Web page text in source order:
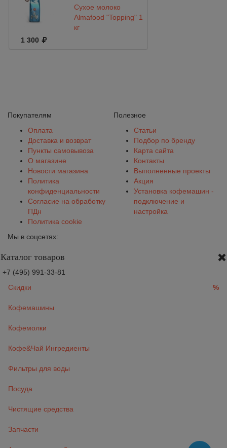
Cухое молоко
Almafood "Topping" 1
кг
1 300
Покупателям
Оплата
Доставка и возврат
Пункты самовывоза
О магазине
Новости магазина
Политика
конфиденциальности
Согласие на обработку
ПДн
Политика cookie
Полезное
Статьи
Подбор по бренду
Карта сайта
Контакты
Выполненные проекты
Акция
Установка кофемашин -
подключение и
настройка
Мы в соцсетях:
Каталог товаров
+7 (495) 991-33-81
Скидки
%
Кофемашины
Кофемолки
Кофе&Чай Ингредиенты
Фильтры для воды
Посуда
Чистящие средства
Запчасти